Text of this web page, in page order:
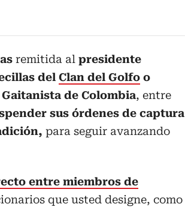
remitida al presidente
del Clan del Golfo o
de Colombia, entre
sus órdenes de captura
para seguir avanzando
entre miembros de
que usted designe, como